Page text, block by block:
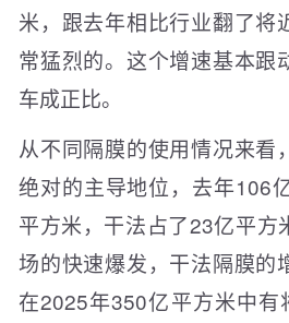
米，跟去年相比行业翻了将
常猛烈的。这个增速基本跟
车成正比。
从不同隔膜的使用情况来看
绝对的主导地位，去年106
平方米，干法占了23亿平方
场的快速爆发，干法隔膜的
在2025年350亿平方米中有